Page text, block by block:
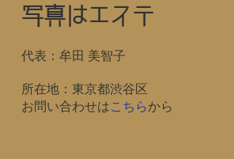
写真はエステ
代表：牟田 美智子
所在地：東京都渋谷区
お問い合わせはこちらから